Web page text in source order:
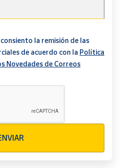
la remisión de las
de acuerdo con la Política
Novedades de Correos